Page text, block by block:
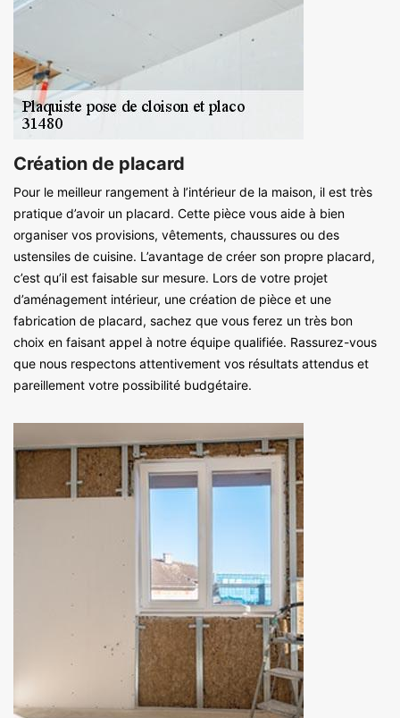
Création de placard
Pour le meilleur rangement à l’intérieur de la maison, il est très
pratique d’avoir un placard. Cette pièce vous aide à bien
organiser vos provisions, vêtements, chaussures ou des
ustensiles de cuisine. L’avantage de créer son propre placard,
c’est qu’il est faisable sur mesure. Lors de votre projet
d’aménagement intérieur, une création de pièce et une
fabrication de placard, sachez que vous ferez un très bon
choix en faisant appel à notre équipe qualifiée. Rassurez-vous
que nous respectons attentivement vos résultats attendus et
pareillement votre possibilité budgétaire.